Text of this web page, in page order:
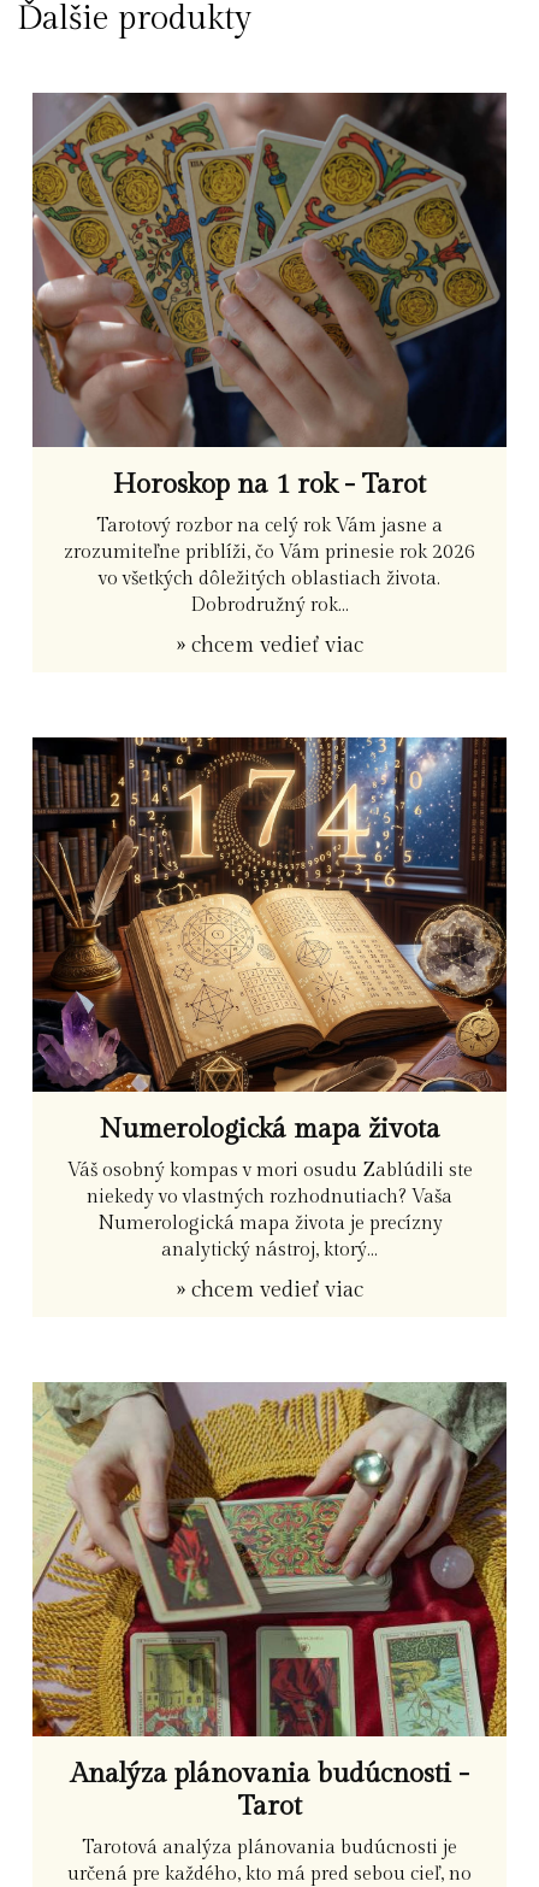
Ďalšie produkty
Horoskop na 1 rok - Tarot
Tarotový rozbor na celý rok Vám jasne a
zrozumiteľne priblíži, čo Vám prinesie rok 2026
vo všetkých dôležitých oblastiach života.
Dobrodružný rok...
» chcem vedieť viac
Numerologická mapa života
Váš osobný kompas v mori osudu Zablúdili ste
niekedy vo vlastných rozhodnutiach? Vaša
Numerologická mapa života je precízny
analytický nástroj, ktorý...
» chcem vedieť viac
Analýza plánovania budúcnosti -
Tarot
Tarotová analýza plánovania budúcnosti je
určená pre každého, kto má pred sebou cieľ, no